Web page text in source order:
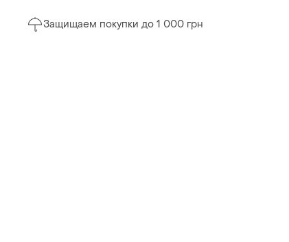
Защищаем покупки до 1 000 грн